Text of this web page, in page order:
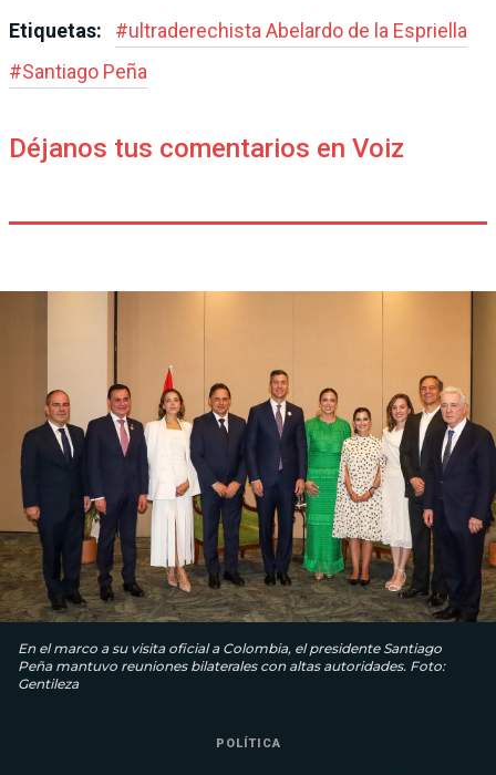
Etiquetas: #ultraderechista Abe­lardo de la Espriella
#Santiago Peña
Déjanos tus comentarios en Voiz
En el marco a su visita oficial a Colombia, el presidente Santiago
Peña mantuvo reuniones bilaterales con altas autoridades. Foto:
Gentileza
POLÍTICA